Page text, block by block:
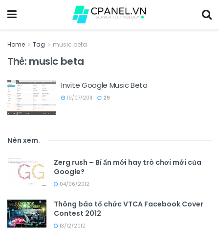
Home Tag music beta
Thẻ: music beta
Invite Google Music Beta
19/07/2011 29
Nên xem.
Zerg rush – Bí ẩn mới hay trò chơi mới của
Google?
04/06/2012
Thông báo tổ chức VTCA Facebook Cover
Contest 2012
13/12/2012